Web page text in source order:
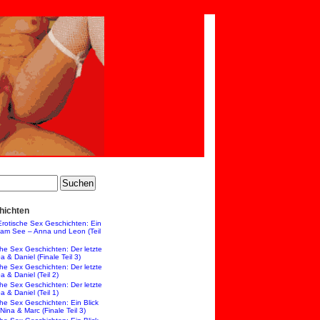
Sex Geschichten: Ein
See – Anna und Leon (Teil
Sex Geschichten: Der letzte
& Daniel (Finale Teil 3)
Sex Geschichten: Der letzte
& Daniel (Teil 2)
Sex Geschichten: Der letzte
& Daniel (Teil 1)
Sex Geschichten: Ein Blick
& Marc (Finale Teil 3)